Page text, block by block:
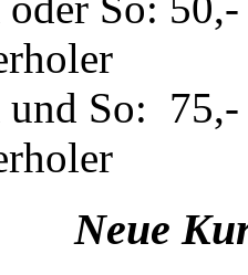
So:
Neue